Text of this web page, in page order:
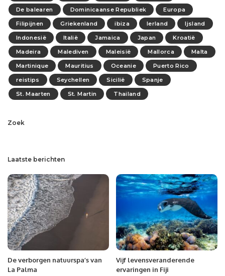
De balearen
Dominicaanse Republiek
Europa
Filipijnen
Griekenland ibiza Ierland
Ijsland
Indonesië
Italië Jamaica Japan
Kroatië
Madeira
Malediven Maleisië Mallorca
Malta
Martinique
Mauritius Oceanie
Puerto Rico
reistips
Seychellen Sicilië
Spanje
St. Maarten
St. Martin Thailand
Zoek
Laatste berichten
De verborgen natuurspa’s van
La Palma
Vijf levensveranderende
ervaringen in Fiji